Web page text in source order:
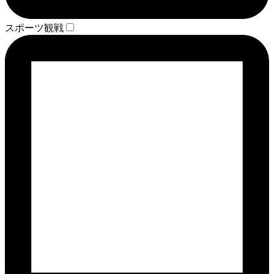
スポーツ観戦